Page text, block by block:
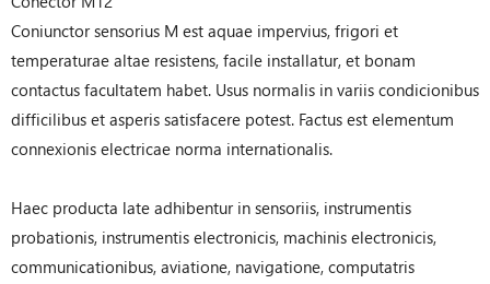
Coniunctor sensorius M est aquae impervius, frigori et
temperaturae altae resistens, facile installatur, et bonam
contactus facultatem habet. Usus normalis in variis condicionibus
difficilibus et asperis satisfacere potest. Factus est elementum
connexionis electricae norma internationalis.
Haec producta late adhibentur in sensoriis, instrumentis
probationis, instrumentis electronicis, machinis electronicis,
communicationibus, aviatione, navigatione, computatris